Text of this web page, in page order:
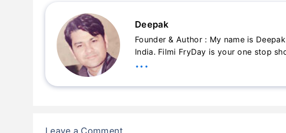
Deepak
Founder & Author : My name is
India. Filmi FryDay is your one stop
...
Leave a Comment